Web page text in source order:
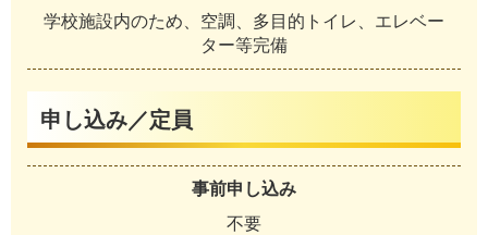
学校施設内のため、空調、多目的トイレ、エレベー
ター等完備
申し込み／定員
事前申し込み
不要